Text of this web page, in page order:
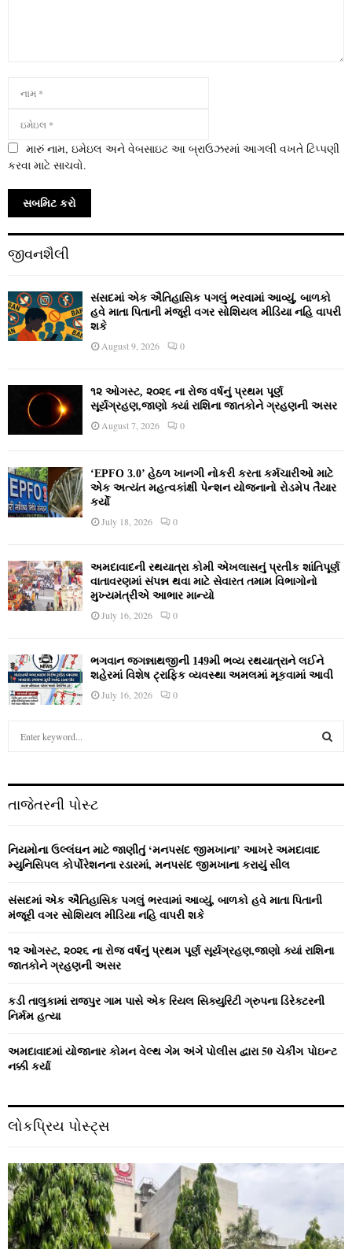
મારું નામ, ઇમેઇલ અને વેબસાઇટ આ બ્રાઉઝરમાં આગલી વખતે ટિપ્પણી
કરવા માટે સાચવો.
જીવનશૈલી
સંસદમાં એક ઐતિહાસિક પગલું ભરવામાં આવ્યું, બાળકો
હવે માતા પિતાની મંજૂરી વગર સોશિયલ મીડિયા નહિ વાપરી
શકે
August 9, 2026 0
૧૨ ઓગસ્ટ, ૨૦૨૬ ના રોજ વર્ષનું પ્રથમ પૂર્ણ
સૂર્યગ્રહણ,જાણો ક્યાં રાશિના જાતકોને ગ્રહણની અસર
August 7, 2026 0
‘EPFO 3.0’ હેઠળ ખાનગી નોકરી કરતા કર્મચારીઓ માટે
એક અત્યંત મહત્વકાંક્ષી પેન્શન યોજનાનો રોડમેપ તૈયાર
કર્યો
July 18, 2026 0
અમદાવાદની રથયાત્રા કોમી એખલાસનું પ્રતીક શાંતિપૂર્ણ
વાતાવરણમાં સંપન્ન થવા માટે સેવારત તમામ વિભાગોનો
મુખ્યમંત્રીએ આભાર માન્યો
July 16, 2026 0
ભગવાન જગન્નાથજીની 149મી ભવ્ય રથયાત્રાને લઈને
શહેરમાં વિશેષ ટ્રાફિક વ્યવસ્થા અમલમાં મૂકવામાં આવી
July 16, 2026 0
h
o
r
તાજેતરની પોસ્ટ
નિયમોના ઉલ્લંઘન માટે જાણીતું ‘મનપસંદ જીમખાના’ આખરે અમદાવાદ
મ્યુનિસિપલ કોર્પોરેશનના રડારમાં, મનપસંદ જીમખાના કરાયું સીલ
સંસદમાં એક ઐતિહાસિક પગલું ભરવામાં આવ્યું, બાળકો હવે માતા પિતાની
મંજૂરી વગર સોશિયલ મીડિયા નહિ વાપરી શકે
૧૨ ઓગસ્ટ, ૨૦૨૬ ના રોજ વર્ષનું પ્રથમ પૂર્ણ સૂર્યગ્રહણ,જાણો ક્યાં રાશિના
જાતકોને ગ્રહણની અસર
કડી તાલુકામાં રાજપુર ગામ પાસે એક રિયલ સિક્યુરિટી ગ્રુપના ડિરેક્ટરની
નિર્મમ હત્યા
અમદાવાદમાં યોજાનાર કોમન વેલ્‍થ ગેમ અંગે પોલીસ દ્વારા 50 ચેકીંગ પોઇન્‍ટ
નક્કી કર્યા
લોકપ્રિય પોસ્ટ્સ